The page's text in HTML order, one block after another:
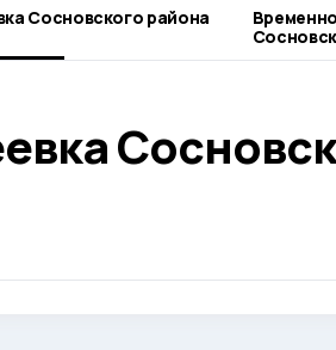
Сосновского района
Сосновского округа
Сергея